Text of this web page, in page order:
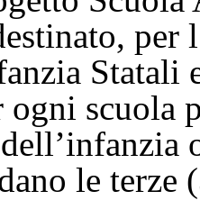
per
ogni scuola
le terze